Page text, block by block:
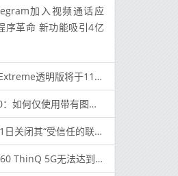
加入视频通话应
序革命 新功能吸引4亿
透明版将于11月11日发布
使用带有图标的开始菜单
其“受信任的联系人”应用
5G无法达到今年的旗舰水平